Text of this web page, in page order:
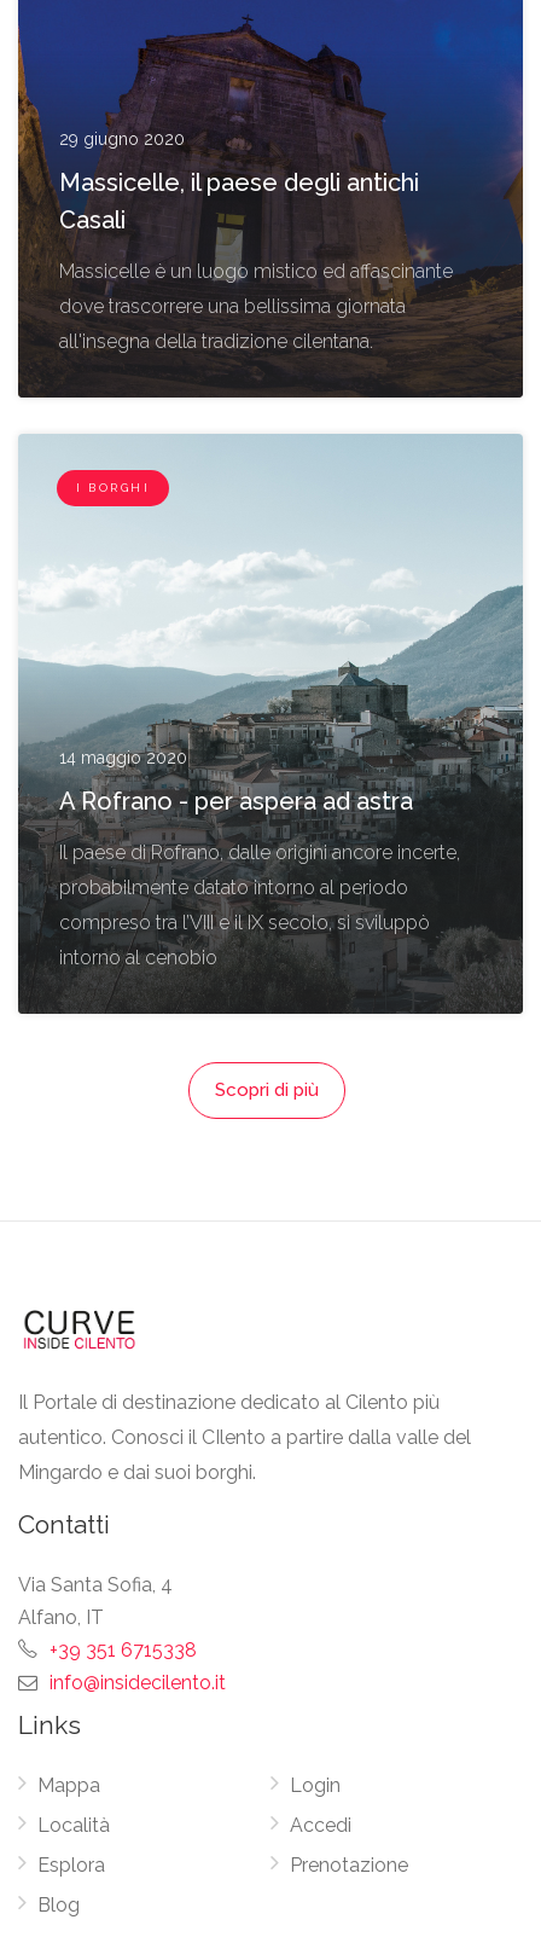
29 giugno 2020
Massicelle, il paese degli antichi
Casali
Massicelle è un luogo mistico ed affascinante
dove trascorrere una bellissima giornata
all'insegna della tradizione cilentana.
I BORGHI
14 maggio 2020
A Rofrano - per aspera ad astra
Il paese di Rofrano, dalle origini ancore incerte,
probabilmente datato intorno al periodo
compreso tra l’VIII e il IX secolo, si sviluppò
intorno al cenobio
Scopri di più
Il Portale di destinazione dedicato al Cilento più
autentico. Conosci il CIlento a partire dalla valle del
Mingardo e dai suoi borghi.
Contatti
Via Santa Sofia, 4
Alfano, IT
+39 351 6715338
info@insidecilento.it
Links
Mappa
Località
Esplora
Blog
Login
Accedi
Prenotazione